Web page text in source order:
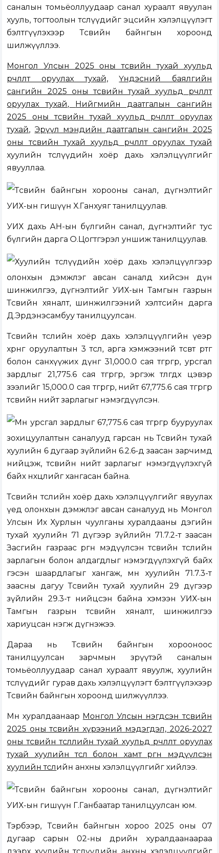
саналын томьёоллуудаар санал хураалт явуулан
хууль, тогтоолын төслүүдийг эцсийн хэлэлцүүлэгт
бэлтгүүлэхээр Төсвийн байнгын хороонд
шилжүүллээ.
Монгол Улсын 2025 оны төсвийн тухай хуульд
өөрчлөлт оруулах тухай,
Үндэсний баялгийн
сангийн 2025 оны төсвийн тухай хуульд өөрчлөлт
оруулах тухай,
Нийгмийн даатгалын сангийн
2025 оны төсвийн тухай хуульд өөрчлөлт оруулах
тухай, Эрүүл мэндийн даатгалын сангийн 2025
оны төсвийн тухай хуульд өөрчлөлт оруулах тухай
хуулийн төслүүдийн хоёр дахь хэлэлцүүлгийг
явууллаа.
Төсвийн байнгын хорооны санал, дүгнэлтийг
УИХ-ын гишүүн Х.Ганхуяг танилцуулав.
УИХ дахь АН-ын бүлгийн санал, дүгнэлтийг тус
бүлгийн дарга О.Цогтгэрэл уншиж танилцуулав.
Хуулийн төслүүдийн хоёр дахь хэлэлцүүлгээр
олонхын дэмжлэг авсан саналд хийсэн дүн
шинжилгээ, дүгнэлтийг УИХ-ын Тамгын газрын
Төсвийн хяналт, шинжилгээний хэлтсийн дарга
Д.Эрдэнэсамбуу танилцуулсан.
Төсвийн төслийн хоёр дахь хэлэлцүүлгийн үеэр
хөрөнгө оруулалтын 3 төсөл, арга хэмжээний төсөвт өртөг
болон санхүүжих дүнг 31,000.0 сая төгрөгөөр, урсгал
зардлыг 21,775.6 сая төгрөгөөр, эргэж төлөгдөх цэвэр
зээлийг 15,000.0 сая төгрөгөөр, нийт 67,775.6 сая төгрөгөөр
төсвийн нийт зарлагыг нэмэгдүүлсэн.
Мөн урсгал зардлыг 67,775.6 сая төгрөгөөр бууруулах
зохицуулалтын саналууд гарсан нь Төсвийн тухай
хуулийн 6 дугаар зүйлийн 6.2.6-д заасан зарчимд
нийцэж, төсвийн нийт зарлагыг нэмэгдүүлэхгүй
байх нөхцөлийг хангасан байна.
Төсвийн төслийн хоёр дахь хэлэлцүүлгийг явуулах
үед олонхын дэмжлэг авсан саналууд нь Монгол
Улсын Их Хурлын чуулганы хуралдааны дэгийн
тухай хуулийн 71 дүгээр зүйлийн 71.7.2-т заасан
Засгийн газраас өргөн мэдүүлсэн төсвийн төслийн
зарлагын болон алдагдлыг нэмэгдүүлэхгүй байх
гэсэн шаардлагыг хангаж, мөн хуулийн 71.7.3-т
заасны дагуу Төсвийн тухай хуулийн 29 дүгээр
зүйлийн 29.3-т нийцсэн байна хэмээн УИХ-ын
Тамгын газрын төсвийн хяналт, шинжилгээ
хариуцсан нэгж дүгнэжээ.
Дараа нь Төсвийн байнгын хорооноос
танилцуулсан зарчмын зөрүүтэй саналын
томьёоллуудаар санал хураалт явуулж, хуулийн
төслүүдийг гурав дахь хэлэлцүүлэгт бэлтгүүлэхээр
Төсвийн байнгын хороонд шилжүүллээ.
Мөн хуралдаанаар Монгол Улсын нэгдсэн төсвийн
2025 оны төсвийн хүрээний мэдэгдэл, 2026-2027
оны төсвийн төсөөллийн тухай хуульд өөрчлөлт оруулах
тухай хуулийн төсөл болон хамт өргөн мэдүүлсэн
хуулийн төслийн анхны хэлэлцүүлгийг хийлээ.
Төсвийн байнгын хорооны санал, дүгнэлтийг
УИХ-ын гишүүн Г.Ганбаатар танилцуулсан юм.
Тэрбээр, Төсвийн байнгын хороо 2025 оны 07
дугаар сарын 02-ны өдрийн хуралдаанаараа